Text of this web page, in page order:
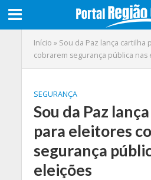
Início » Sou da Paz lança cartilha
cobrarem segurança pública nas
SEGURANÇA
Sou da Paz
para eleitores
segurança
eleições